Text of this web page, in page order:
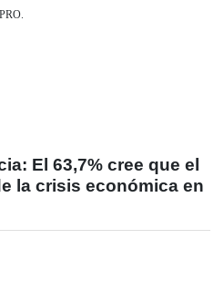
El 63,7% cree que el
la crisis económica en